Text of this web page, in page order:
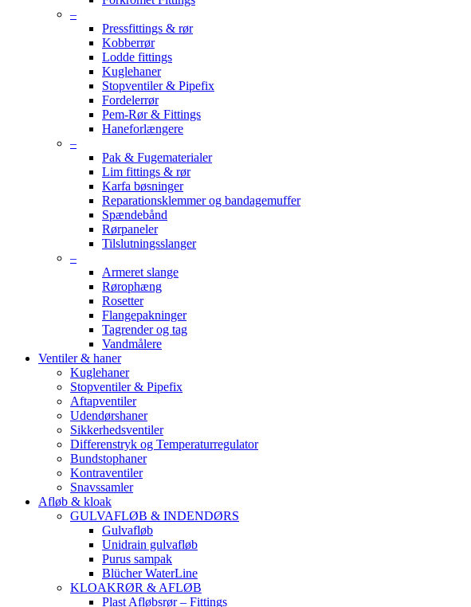
–
Pressfittings & rør
Kobberrør
Lodde fittings
Kuglehaner
Stopventiler & Pipefix
Fordelerrør
Pem-Rør & Fittings
Haneforlængere
–
Pak & Fugematerialer
Lim fittings & rør
Karfa bøsninger
Reparationsklemmer og bandagemuffer
Spændebånd
Rørpaneler
Tilslutningsslanger
–
Armeret slange
Rørophæng
Rosetter
Flangepakninger
Tagrender og tag
Vandmålere
Ventiler & haner
Kuglehaner
Stopventiler & Pipefix
Aftapventiler
Udendørshaner
Sikkerhedsventiler
Differenstryk og Temperaturregulator
Bundstophaner
Kontraventiler
Snavssamler
Afløb & kloak
GULVAFLØB & INDENDØRS
Gulvafløb
Unidrain gulvafløb
Purus sampak
Blücher WaterLine
KLOAKRØR & AFLØB
Plast Afløbsrør – Fittings